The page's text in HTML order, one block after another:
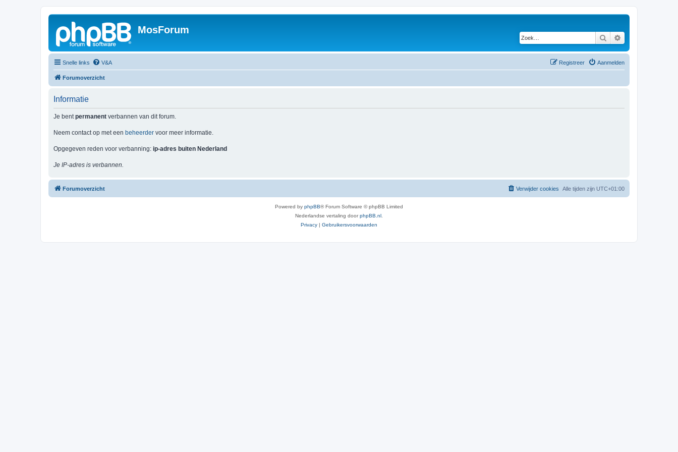
MosForum
Zoek
Snelle links V&A Aanmelden
Registreer
Forumoverzicht
Informatie
Je bentpermanent verbannen van dit forum.
Neem contact op met een beheerder voor meer informatie.
Opgegeven reden voor verbanning: ip-adres buiten Nederland
Je IP-adres is verbannen.
Forumoverzicht Alle tijden zijn UTC+01:00
Verwijder cookies
Powered by phpBB® Forum Software © phpBB Limited
Nederlandse vertaling doorphpBB.nl
Privacy | Gebruikersvoorwaarden